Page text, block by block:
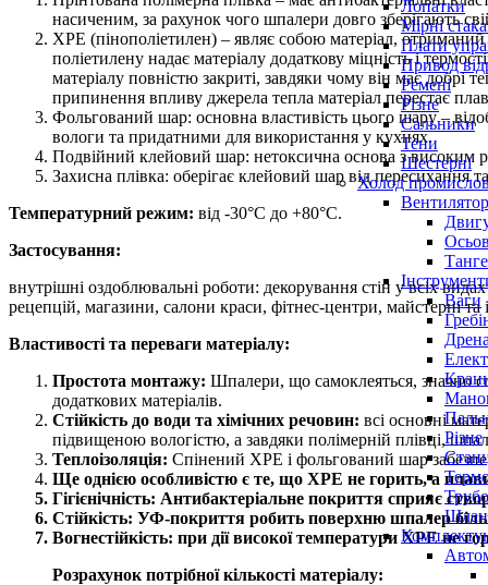
Лопатки
Мірні
Плати
Привод
Ремені
Різне
Сальники
Тени
Шестерні
Холод
Ваги
Різне
насиченим, за рахунок чого шпалери довго зберігають
XPE (пінополіетилен) – являє собою матеріал,
поліетилену надає матеріалу додаткову міцність і
матеріалу повністю закриті, завдяки чому він має добрі
припинення впливу джерела тепла матеріал перестає
Фольгований шар: основна властивість цього шару –
вологи та придатними для використання у кухнях.
Подвійний клейовий шар: нетоксична основа з високим
Захисна плівка: оберігає клейовий шар від пересихання
Температурний режим: від -30°C до +80°C.
Застосування:
внутрішні оздоблювальні роботи: декорування стін у всіх
рецепцій, магазини, салони краси, фітнес-центри, майстерні
Властивості та переваги матеріалу:
Простота монтажу: Шпалери, що самоклеяться, значно
додаткових матеріалів.
Стійкість до води та хімічних речовин: всі основні
підвищеною вологістю, а завдяки полімерній плівці,
Теплоізоляція: Спінений ХРЕ і фольгований шар
Ще однією особливістю є те, що ХРЕ не горить, а
Гігієнічність: Антибактеріальне покриття сприяє
Стійкість: УФ-покриття робить поверхню шпалер
Вогнестійкість: при дії високої температури ХРЕ не
Розрахунок потрібної кількості матеріалу: